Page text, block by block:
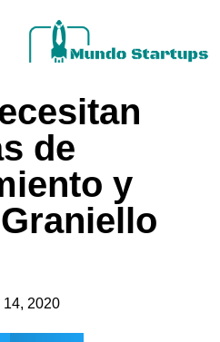
de
y
14, 2020